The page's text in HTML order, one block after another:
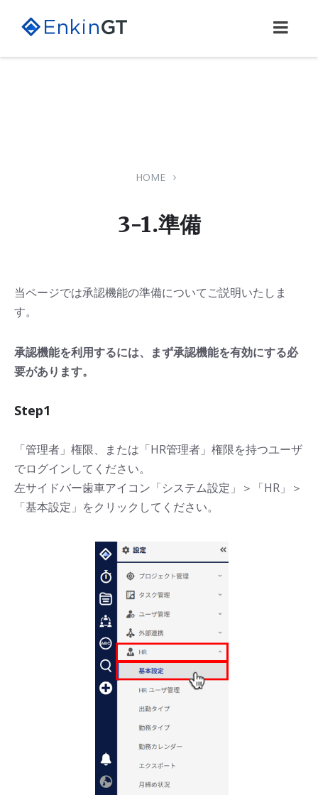
content
main
footer
HOME
3-1.準備
当ページでは承認機能の準備についてご説明いたしま
す。
承認機能を利用するには、まず承認機能を有効にする必
要があります。
Step1
「管理者」権限、または「HR管理者」権限を持つユーザ
でログインしてください。
左サイドバー歯車アイコン「システム設定」＞「HR」＞
「基本設定」をクリックしてください。